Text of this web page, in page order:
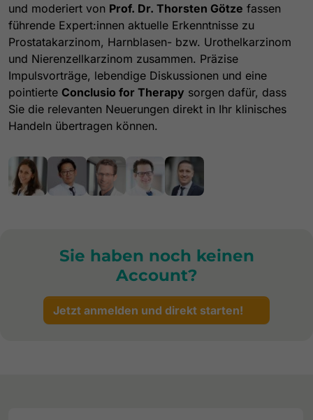
und moderiert von Prof. Dr. Thorsten Götze fassen
führende Expert:innen aktuelle Erkenntnisse zu
Prostatakarzinom, Harnblasen- bzw. Urothelkarzinom
und Nierenzellkarzinom zusammen. Präzise
Impulsvorträge, lebendige Diskussionen und eine
pointierte Conclusio for Therapy sorgen dafür, dass
Sie die relevanten Neuerungen direkt in Ihr klinisches
Handeln übertragen können.
Sie haben noch keinen
Account?
Jetzt anmelden und direkt starten!